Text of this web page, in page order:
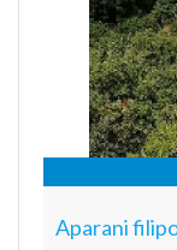
Aparani